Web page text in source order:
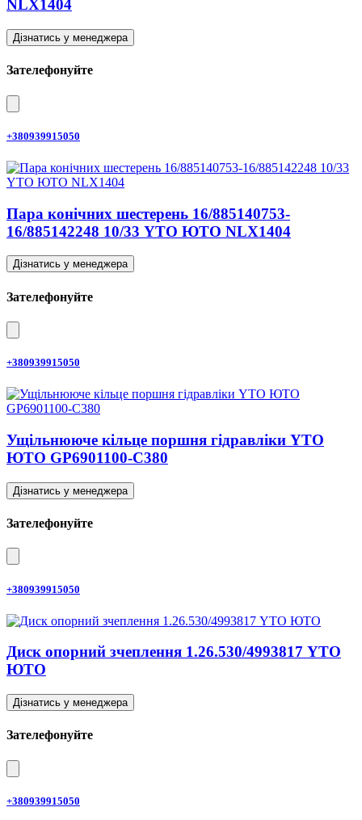
NLX1404
Дізнатись у менеджера
Зателефонуйте
+380939915050
Пара конічних шестерень 16/885140753-
16/885142248 10/33 YTO ЮТО NLX1404
Дізнатись у менеджера
Зателефонуйте
+380939915050
Ущільнююче кільце поршня гідравліки YTO
ЮТО GP6901100-C380
Дізнатись у менеджера
Зателефонуйте
+380939915050
Диск опорний зчеплення 1.26.530/4993817 YTO
ЮТО
Дізнатись у менеджера
Зателефонуйте
+380939915050